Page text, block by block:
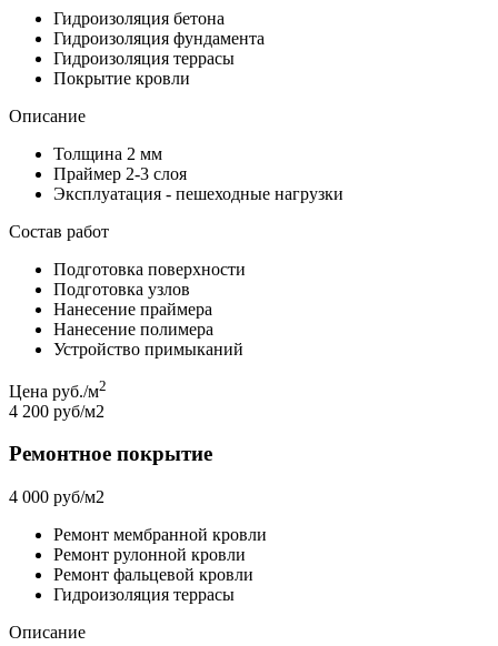
Гидроизоляция бетона
Гидроизоляция фундамента
Гидроизоляция террасы
Покрытие кровли
Описание
Толщина 2 мм
Праймер 2-3 слоя
Эксплуатация - пешеходные нагрузки
Состав работ
Подготовка поверхности
Подготовка узлов
Нанесение праймера
Нанесение полимера
Устройство примыканий
Цена руб./м2
4 200 руб/м2
Ремонтное покрытие
4 000 руб/м2
Ремонт мембранной кровли
Ремонт рулонной кровли
Ремонт фальцевой кровли
Гидроизоляция террасы
Описание